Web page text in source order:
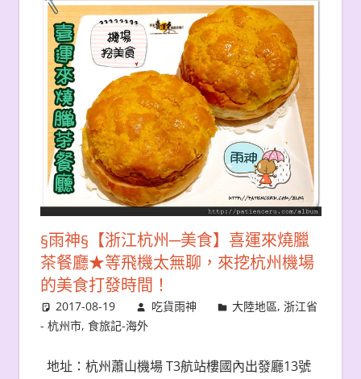
§雨神§【浙江杭州─美食】喜運來燒臘
茶餐廳★等飛機太無聊，來挖杭州機場
的美食打發時間！
2017-08-19 吃貨雨神 大陸地區,浙江省
- 杭州市, 食旅記-海外
地址：杭州蕭山機場 T3航站樓國內出發廳13號